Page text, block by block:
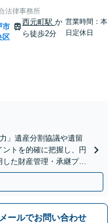
法律事務所
市
区
西元町駅か
ら徒歩2分
営業時間：本
日定休日
」遺産分割協議や遺留
トを的確に把握し、円
た財産管理・承継プラ
業承継」
メールでお問い合わせ